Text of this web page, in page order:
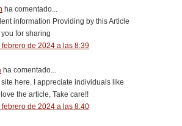
ha comentado...
information Providing by this Article
for sharing
febrero de 2024 a las 8:39
ha comentado...
here. I appreciate individuals like
the article, Take care!!
febrero de 2024 a las 8:40